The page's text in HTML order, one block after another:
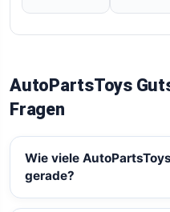
AutoPartsToys
Fragen
Wie viele
gerade?